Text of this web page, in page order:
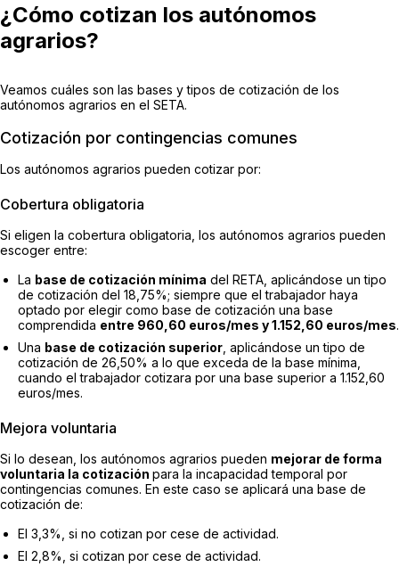
¿Cómo cotizan los autónomos
agrarios?
Veamos cuáles son las bases y tipos de cotización de los
autónomos agrarios en el SETA.
Cotización por contingencias comunes
Los autónomos agrarios pueden cotizar por:
Cobertura obligatoria
Si eligen la cobertura obligatoria, los autónomos agrarios pueden
escoger entre:
La base de cotización mínima del RETA, aplicándose un tipo
de cotización del 18,75%; siempre que el trabajador haya
optado por elegir como base de cotización una base
comprendida entre 960,60 euros/mes y 1.152,60 euros/mes.
Una base de cotización superior , aplicándose un tipo de
cotización de 26,50% a lo que exceda de la base mínima,
cuando el trabajador cotizara por una base superior a 1.152,60
euros/mes.
Mejora voluntaria
Si lo desean, los autónomos agrarios pueden mejorar de forma
voluntaria la cotización para la incapacidad temporal por
contingencias comunes. En este caso se aplicará una base de
cotización de:
El 3,3%, si no cotizan por cese de actividad.
El 2,8%, si cotizan por cese de actividad.